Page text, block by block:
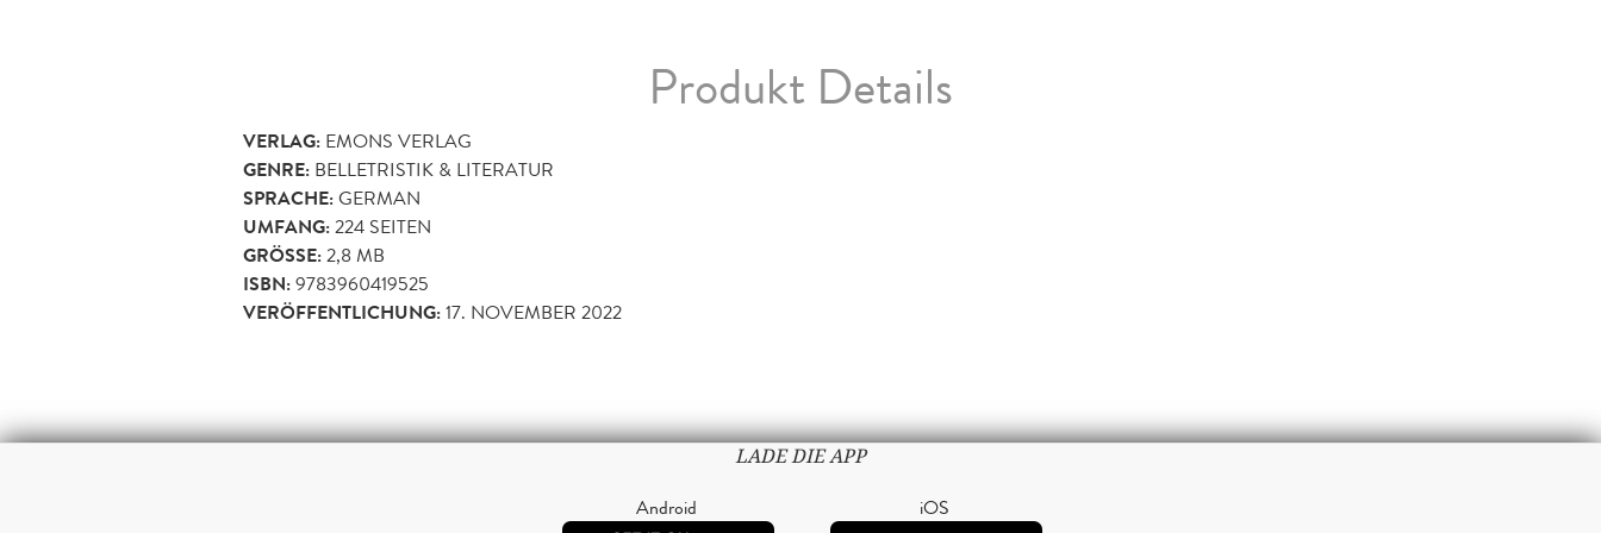
Produkt Details
VERLAG: EMONS VERLAG
GENRE: BELLETRISTIK & LITERATUR
SPRACHE:GERMAN
UMFANG:224 SEITEN
GRÖSSE: 2,8 MB
ISBN:9783960419525
VERÖFFENTLICHUNG:17. NOVEMBER 2022
LADE DIE APP
Android iOS